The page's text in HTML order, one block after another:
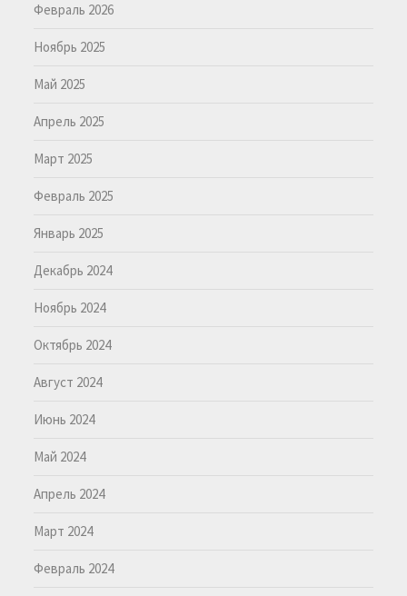
Февраль 2026
Ноябрь 2025
Май 2025
Апрель 2025
Март 2025
Февраль 2025
Январь 2025
Декабрь 2024
Ноябрь 2024
Октябрь 2024
Август 2024
Июнь 2024
Май 2024
Апрель 2024
Март 2024
Февраль 2024